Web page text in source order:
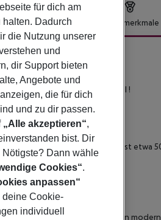
Hotelmerkmale
All-Inklusive' Urlaubsdomizil !
im Herzen des Dorfes Boukari, ist etwa
verschiedener Art. Sie wohnen
für dich am
halten. Dadurch
die Nutzung unserer
und
dir Support bieten
Angebote und
die für dich
und zu dir passen.
„Alle akzeptieren“,
bist. Dir
Nötigste? Dann wähle
Cookies“.
anpassen“
deine Cookie-
individuell